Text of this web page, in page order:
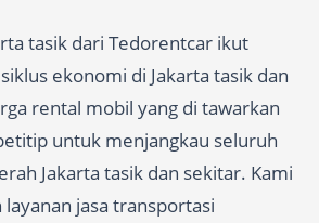
tasik dari Tedorentcar ikut
ekonomi di Jakarta tasik dan
rental mobil yang di tawarkan
untuk menjangkau seluruh
Jakarta tasik dan sekitar. Kami
jasa transportasi